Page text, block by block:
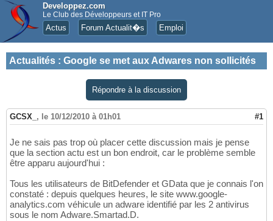
Developpez.com
Le Club des Développeurs et IT Pro
Actus Forum Actualit�s Emploi
Actualités : Google se met aux Adwares non sollicités
Répondre à la discussion
GCSX_ , le 10/12/2010 à 01h01 #1
Je ne sais pas trop où placer cette discussion mais je pense
que la section actu est un bon endroit, car le problème semble
être apparu aujourd'hui :
Tous les utilisateurs de BitDefender et GData que je connais l'on
constaté : depuis quelques heures, le site www.google-
analytics.com véhicule un adware identifié par les 2 antivirus
sous le nom Adware.Smartad.D.